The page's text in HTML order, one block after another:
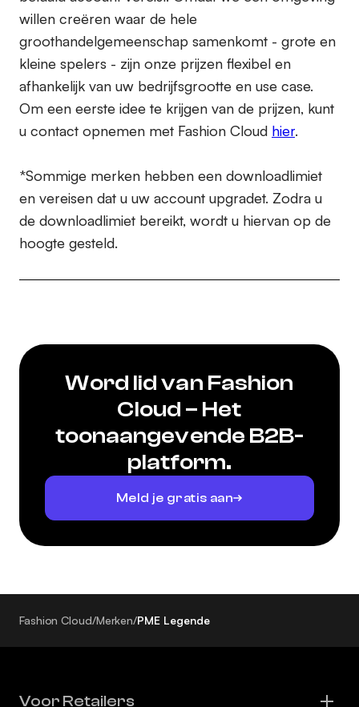
willen creëren waar de hele
groothandelgemeenschap samenkomt - grote en
kleine spelers - zijn onze prijzen flexibel en
afhankelijk van uw bedrijfsgrootte en use case.
Om een eerste idee te krijgen van de prijzen, kunt
u contact opnemen met Fashion Cloud hier.
*Sommige merken hebben een downloadlimiet
en vereisen dat u uw account upgradet. Zodra u
de downloadlimiet bereikt, wordt u hiervan op de
hoogte gesteld.
Word lid van Fashion
Cloud – Het
toonaangevende B2B-
platform.
Meld je gratis aan
Fashion Cloud/Merken/PME Legende
Voor Retailers